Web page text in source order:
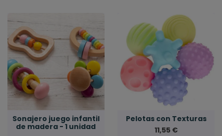
Sonajero juego infantil
de madera - 1 unidad
Pelotas con Texturas
11,55 €